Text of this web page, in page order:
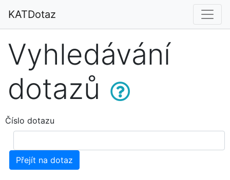
KATDotaz
Vyhledávání
dotazů
Číslo dotazu
Přejít na dotaz